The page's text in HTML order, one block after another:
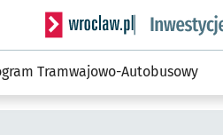
Serwis informacyjny
Tramwajowo-Autobusowy